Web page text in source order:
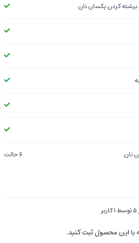
کردن یکسان نان
نان ۶ حالت
با این محصول ثبت کنید.